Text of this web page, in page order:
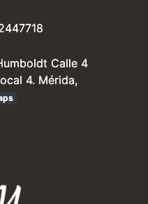
Calle 4
4. Mérida,